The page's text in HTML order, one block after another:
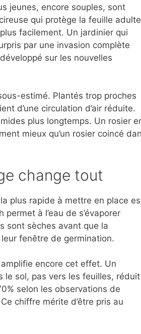
jeunes, encore souples, sont
qui protège la feuille adulte
plus facilement. Un jardinier qui
par une invasion complète
sur les nouvelles
estimé. Plantés trop proches
d’une circulation d’air réduite.
plus longtemps. Un rosier
mieux qu’un rosier coincé
change tout
plus rapide à mettre en place
à l’eau de s’évaporer
sont sèches avant que la
fenêtre de germination.
encore cet effet. Un
le sol, pas vers les feuilles, réduit
selon les observations de
chiffre mérite d’être pris au